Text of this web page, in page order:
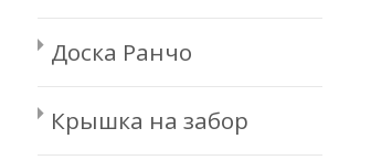
Доска Ранчо
Крышка на забор